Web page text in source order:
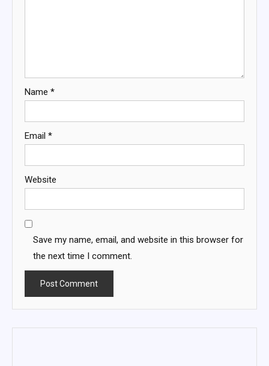
Name *
Email *
Website
Save my name, email, and website in this browser for
the next time I comment.